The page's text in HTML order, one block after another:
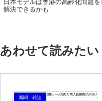
日本モデルは香港の高齢化問題
解決できるかも
あわせて読みたい
新聞・雑誌